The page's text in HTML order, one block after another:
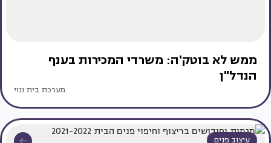
ממש לא בוטק'ה: משרדי המכירות בענף
הנדל"ן
מערכת בית ונוי
עיצוב פנים